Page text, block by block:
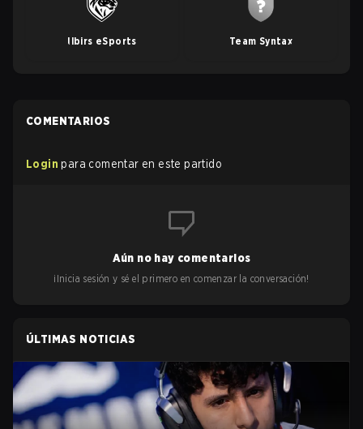
Ilbirs eSports Team Syntax
COMENTARIOS
Login para comentar en este partido
Aún no hay comentarios
¡Inicia sesión y sé el primero en comenzar la conversación!
ÚLTIMAS NOTICIAS